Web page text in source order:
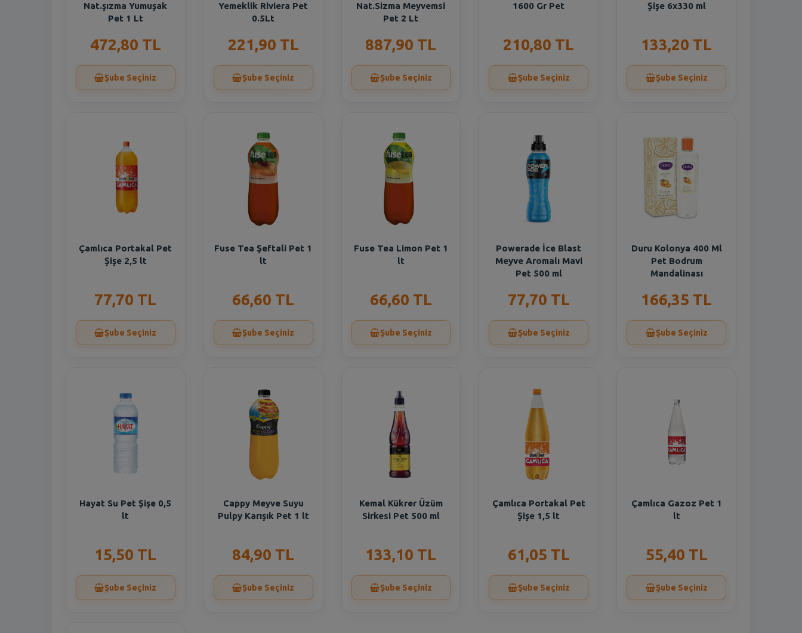
Nat.şızma Yumuşak
Pet 1 Lt
472,80 TL
Şube Seçiniz
Yemeklik Riviera Pet
0.5Lt
221,90 TL
Şube Seçiniz
Nat.Sizma Meyvemsi
Pet 2 Lt
887,90 TL
Şube Seçiniz
1600 Gr Pet
210,80 TL
Şube Seçiniz
Şişe 6x330 ml
133,20 TL
Şube Seçiniz
Çamlıca Portakal Pet
Şişe 2,5 lt
77,70 TL
Şube Seçiniz
Fuse Tea Şeftali Pet 1
lt
66,60 TL
Şube Seçiniz
Fuse Tea Limon Pet 1
lt
66,60 TL
Şube Seçiniz
Powerade İce Blast
Meyve Aromalı Mavi
Pet 500 ml
77,70 TL
Şube Seçiniz
Duru Kolonya 400 Ml
Pet Bodrum
Mandalinası
166,35 TL
Şube Seçiniz
Hayat Su Pet Şişe 0,5
lt
15,50 TL
Şube Seçiniz
Cappy Meyve Suyu
Pulpy Karışık Pet 1 lt
84,90 TL
Şube Seçiniz
Kemal Kükrer Üzüm
Sirkesi Pet 500 ml
133,10 TL
Şube Seçiniz
Çamlıca Portakal Pet
Şişe 1,5 lt
61,05 TL
Şube Seçiniz
Çamlıca Gazoz Pet 1
lt
55,40 TL
Şube Seçiniz